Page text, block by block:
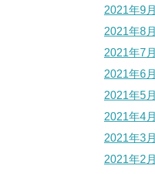
2021年9月
2021年8月
2021年7月
2021年6月
2021年5月
2021年4月
2021年3月
2021年2月